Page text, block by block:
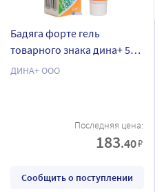
Бадяга форте гель
товарного знака дина+ 50
мл
ДИНА+ ООО
Последняя цена:
183.40₽
Сообщить о поступлении